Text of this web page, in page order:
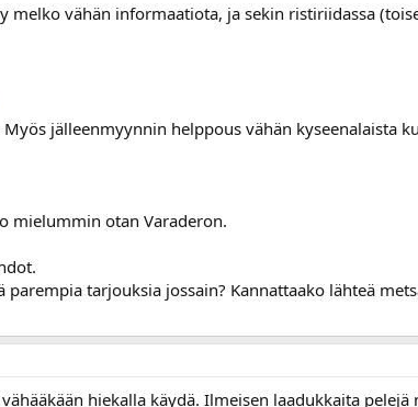
vähän informaatiota, ja sekin ristiriidassa
jälleenmyynnin helppous vähän kyseenalaista
mielummin otan Varaderon.
tarjouksia jossain? Kannattaako lähteä
hiekalla käydä. Ilmeisen laadukkaita